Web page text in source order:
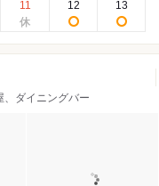
11 12 13
、ダイニングバー